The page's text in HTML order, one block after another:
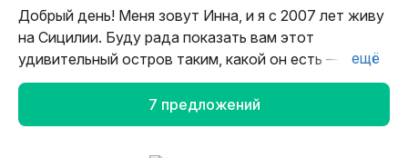
Добрый день! Меня зовут Инна, и я с 2007 лет живу
на Сицилии. Буду рада показать вам этот
удивительный остров таким, какой он есть — с его
историей, культурой, легендами и воспоминаниями.
Считаю, что работа гида — это призвание,
и я с любовью, открытостью и ответственностью
ещё
7 предложений